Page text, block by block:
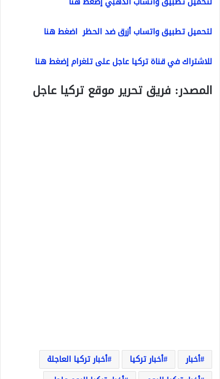
لتحميل تطبيق واتساب أزرق ضد الحظر اضغط هنا
للاشتراك في قناة تركيا عاجل على تلغرام إضغط هنا
المصدر: فريق تحرير موقع تركيا عاجل
أخبار أخبار تركيا
أخبار تركيا العاجلة